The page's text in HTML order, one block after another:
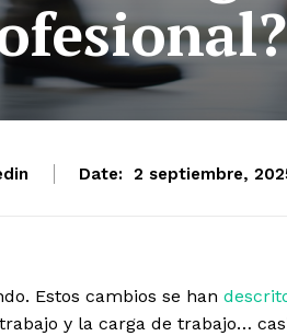
Date: 2 septiembre,
Estos cambios se han
y la carga de trabajo…